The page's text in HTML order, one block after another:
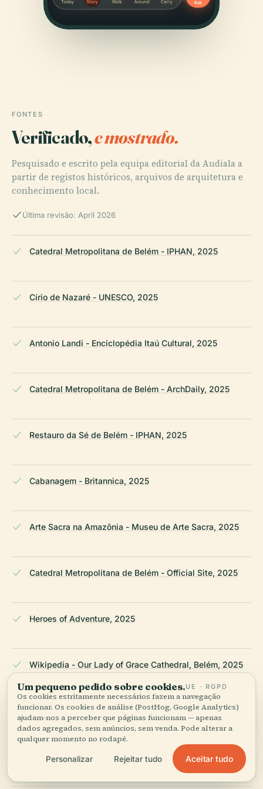
FONTES
Verificado,e mostrado.
Pesquisado e escrito pela equipa editorial da Audiala a
partir de registos históricos, arquivos de arquitetura e
conhecimento local.
Última revisão: April 2026
Catedral Metropolitana de Belém - IPHAN, 2025
Círio de Nazaré - UNESCO, 2025
Antonio Landi - Enciclopédia Itaú Cultural, 2025
Catedral Metropolitana de Belém - ArchDaily, 2025
Restauro da Sé de Belém - IPHAN, 2025
Cabanagem - Britannica, 2025
Arte Sacra na Amazônia - Museu de Arte Sacra, 2025
Catedral Metropolitana de Belém - Official Site, 2025
Heroes of Adventure, 2025
Wikipedia - Our Lady of Grace Cathedral, Belém, 2025
myCityHunt, 2025
e-a-a.com, 2025
Um pequeno pedido sobre cookies.UE · RGPD
Os cookies estritamente necessários fazem a navegação
funcionar. Os cookies de análise (PostHog, Google Analytics)
ajudam-nos a perceber que páginas funcionam — apenas
dados agregados, sem anúncios, sem venda. Pode alterar a
qualquer momento no rodapé.
Personalizar Rejeitar tudo Aceitar tudo